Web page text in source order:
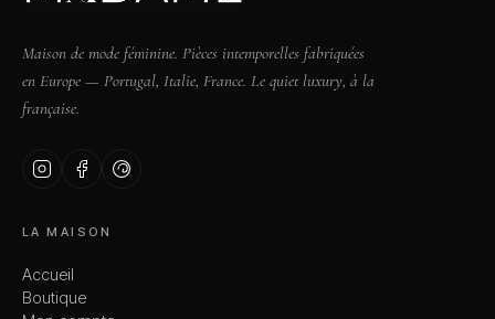
Maison de mode féminine. Pièces intemporelles fabriquées
en Europe — Portugal, Italie, France. Le quiet luxury, à la
française.
LA MAISON
Accueil
Boutique